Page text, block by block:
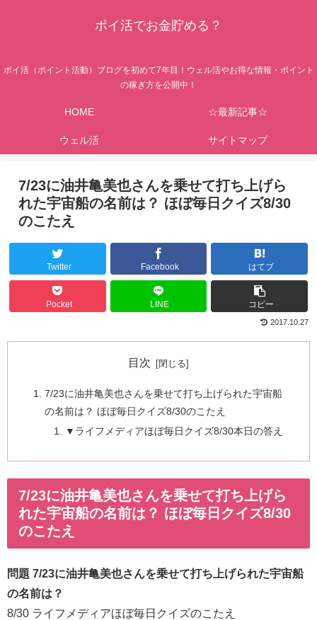
ポイ活でお金貯める？
ポイ活（ポイント活動）ブログを初めて7年目！ウェル活やお得な情報・ポイント
の稼ぎ方を公開中！
HOME ☆最新記事☆
ウェル活 サイトマップ
7/23に油井亀美也さんを乗せて打ち上げら
れた宇宙船の名前は？ ほぼ毎日クイズ8/30
のこたえ
Twitter Facebook はてブ
Pocket LINE コピー
2017.10.27
目次
7/23に油井亀美也さんを乗せて打ち上げられた宇宙船
の名前は？ ほぼ毎日クイズ8/30のこたえ
▼ライフメディアほぼ毎日クイズ8/30本日の答え
7/23に油井亀美也さんを乗せて打ち上げら
れた宇宙船の名前は？ ほぼ毎日クイズ8/30
のこたえ
問題 7/23に油井亀美也さんを乗せて打ち上げられた宇宙船
の名前は？
8/30 ライフメディアほぼ毎日クイズのこたえ